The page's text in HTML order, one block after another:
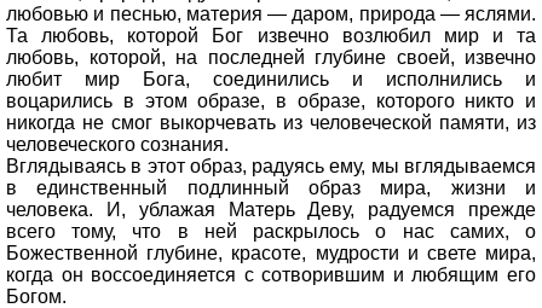
любовью и песнью, материя — даром, природа — яслями.
Та любовь, которой Бог извечно возлюбил мир и та
любовь, которой, на последней глубине своей, извечно
любит мир Бога, соединились и исполнились и
воцарились в этом образе, в образе, которого никто и
никогда не смог выкорчевать из человеческой памяти, из
человеческого сознания.
Вглядываясь в этот образ, радуясь ему, мы вглядываемся
в единственный подлинный образ мира, жизни и
человека. И, ублажая Матерь Деву, радуемся прежде
всего тому, что в ней раскрылось о нас самих, о
Божественной глубине, красоте, мудрости и свете мира,
когда он воссоединяется с сотворившим и любящим его
Богом.